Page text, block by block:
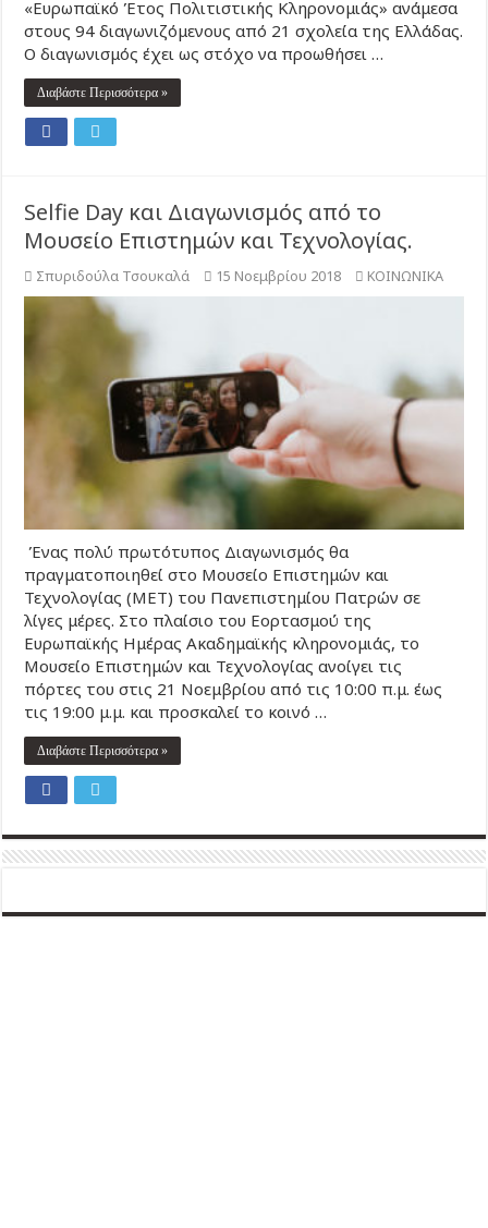
«Ευρωπαϊκό Έτος Πολιτιστικής Κληρονομιάς» ανάμεσα
στους 94 διαγωνιζόμενους από 21 σχολεία της Ελλάδας.
Ο διαγωνισμός έχει ως στόχο να προωθήσει …
Διαβάστε Περισσότερα »
Selfie Day και Διαγωνισμός από το
Μουσείο Επιστημών και Τεχνολογίας.
Σπυριδούλα Τσουκαλά 15 Νοεμβρίου 2018 ΚΟΙΝΩΝΙΚΑ
Ένας πολύ πρωτότυπος Διαγωνισμός θα
πραγματοποιηθεί στο Μουσείο Επιστημών και
Τεχνολογίας (MET) του Πανεπιστημίου Πατρών σε
λίγες μέρες. Στο πλαίσιο του Εορτασμού της
Ευρωπαϊκής Ημέρας Ακαδημαϊκής κληρονομιάς, το
Μουσείο Επιστημών και Τεχνολογίας ανοίγει τις
πόρτες του στις 21 Νοεμβρίου από τις 10:00 π.μ. έως
τις 19:00 μ.μ. και προσκαλεί το κοινό …
Διαβάστε Περισσότερα »